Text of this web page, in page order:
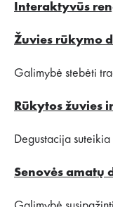
Interaktyvūs
Žuvies rūkymo
Galimybė stebėti
Rūkytos žuvies
Degustacija
Senovės amatų